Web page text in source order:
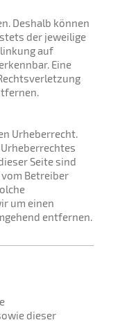
Deshalb können
der jeweilige
auf
Eine
Urheberrecht.
Seite sind
Betreiber
um einen
entfernen.
dieser